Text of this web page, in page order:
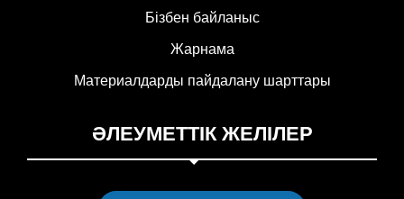
Бізбен байланыс
Жарнама
Материалдарды пайдалану шарттары
ӘЛЕУМЕТТІК ЖЕЛІЛЕР